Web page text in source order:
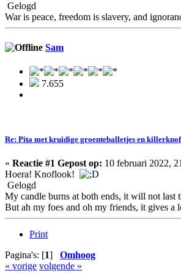
Gelogd
War is peace, freedom is slavery, and
Sam
7.655
Re: Pita met kruidige groenteballetjes en
« Reactie #1 Gepost op: 10 februari 2022,
Hoera! Knoflook!
Gelogd
My candle burns at both ends, it will not last
But ah my foes and oh my friends, it gives a
Print
Pagina's: [1] Omhoog
« vorige volgende »